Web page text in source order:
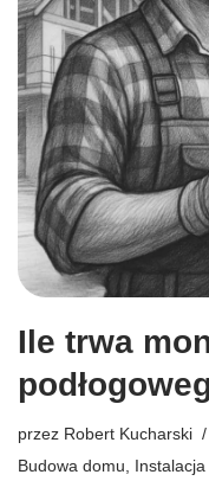
Ile trwa
przez Robert Kucharski
Budowa domu